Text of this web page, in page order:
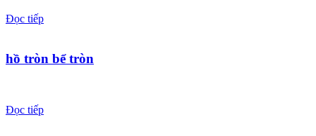
Đọc tiếp
hồ tròn bể tròn
Đọc tiếp